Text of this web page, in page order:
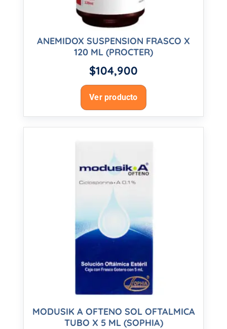
ANEMIDOX SUSPENSION FRASCO X
120 ML (PROCTER)
$104,900
Ver producto
MODUSIK A OFTENO SOL OFTALMICA
TUBO X 5 ML (SOPHIA)